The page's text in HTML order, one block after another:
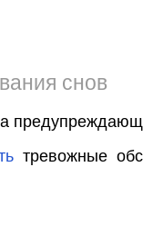
снов
тревожные